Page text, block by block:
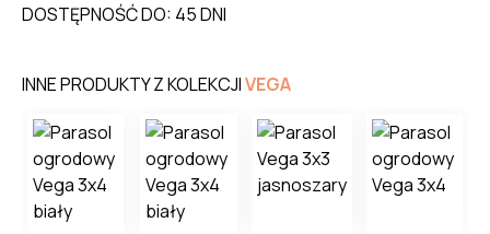
DOSTĘPNOŚĆ DO: 45 DNI
INNE PRODUKTY Z KOLEKCJIVEGA